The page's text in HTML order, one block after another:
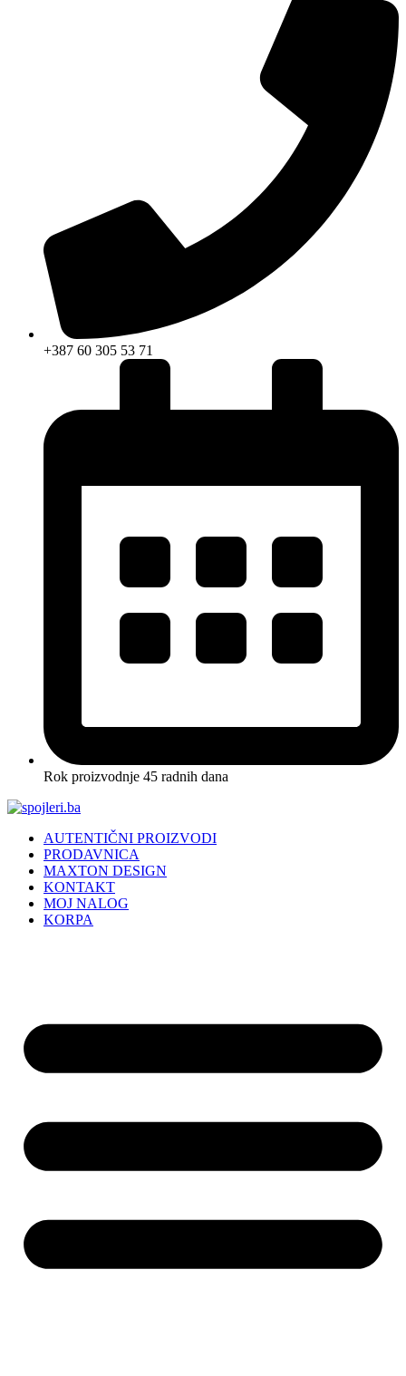
+387 60 305 53 71
Rok proizvodnje 45 radnih dana
AUTENTIČNI PROIZVODI
PRODAVNICA
MAXTON DESIGN
KONTAKT
MOJ NALOG
KORPA